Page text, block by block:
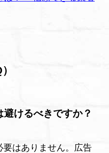
けるべきですか？
はありません。広告